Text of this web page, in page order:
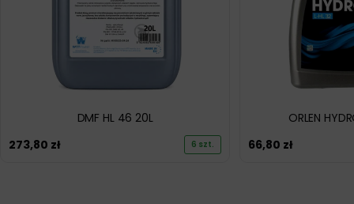
DMF HL 46 20L
273,80 zł 6 szt.
ORLEN
66,80 zł